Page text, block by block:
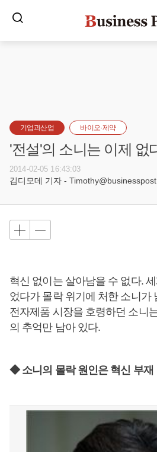
기업과산업 바이오·제약
'전설'의 소니는 이제 없
2014-02-05 16:43:03
김디모데 기자 -
혁신 없이는 살아남을 수 없다.
었다가 몰락 위기에 처한 소니가
전자제품 시장을 호령하던 소니
의 추억만 남아 있다.
◆ 소니의 몰락 원인은 혁신 부재